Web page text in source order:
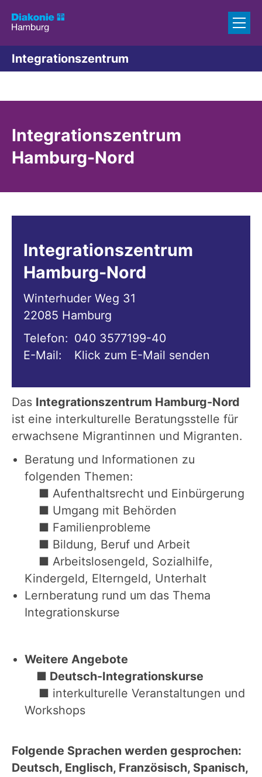
Integrationszentrum
Integrationszentrum
Hamburg-Nord
Integrationszentrum
Hamburg-Nord
Winterhuder Weg 31
22085 Hamburg
Telefon: 040 3577199-40
E-Mail:
Klick zum E-Mail senden
Das Integrationszentrum Hamburg-Nord
ist eine interkulturelle Beratungsstelle für
erwachsene Migrantinnen und Migranten.
Beratung und Informationen zu
folgenden Themen:
■ Aufenthaltsrecht und Einbürgerung
■ Umgang mit Behörden
■ Familienprobleme
■ Bildung, Beruf und Arbeit
■ Arbeitslosengeld, Sozialhilfe,
Kindergeld, Elterngeld, Unterhalt
Lernberatung rund um das Thema
Integrationskurse
Weitere Angebote
■ Deutsch-Integrationskurse
■ interkulturelle Veranstaltungen und
Workshops
Folgende Sprachen werden gesprochen:
Deutsch, Englisch, Französisch, Spanisch,